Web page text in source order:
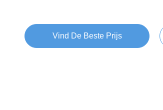
Vind De Beste Prijs